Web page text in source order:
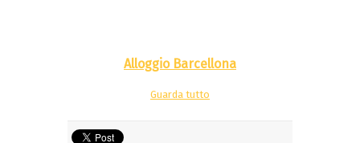
Alloggio Barcellona
Guarda tutto